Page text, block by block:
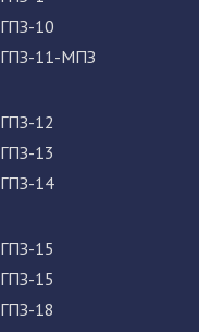
ГПЗ-10
ГПЗ-11-МПЗ
ГПЗ-12
ГПЗ-13
ГПЗ-14
ГПЗ-15
ГПЗ-15
ГПЗ-18